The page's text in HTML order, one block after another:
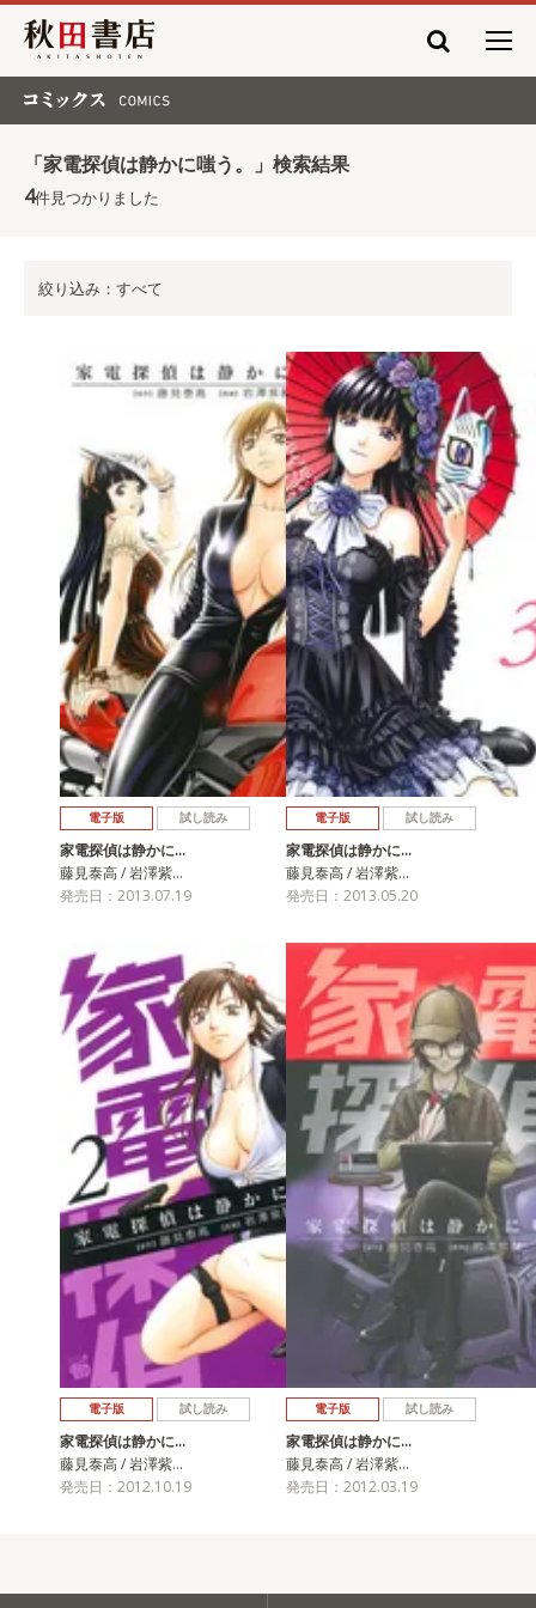
秋田書店
「家電探偵は静かに嗤う。」検索結果
4件見つかりました
絞り込み：すべて
電子版 試し読み
家電探偵は静かに…
藤見泰高 / 岩澤紫…
発売日：2013.07.19
電子版 試し読み
家電探偵は静かに…
藤見泰高 / 岩澤紫…
発売日：2013.05.20
電子版 試し読み
家電探偵は静かに…
藤見泰高 / 岩澤紫…
発売日：2012.10.19
電子版 試し読み
家電探偵は静かに…
藤見泰高 / 岩澤紫…
発売日：2012.03.19